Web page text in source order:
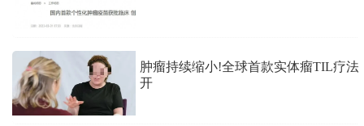
肿瘤持续缩小!全球首款实体瘤TIL疗法
开